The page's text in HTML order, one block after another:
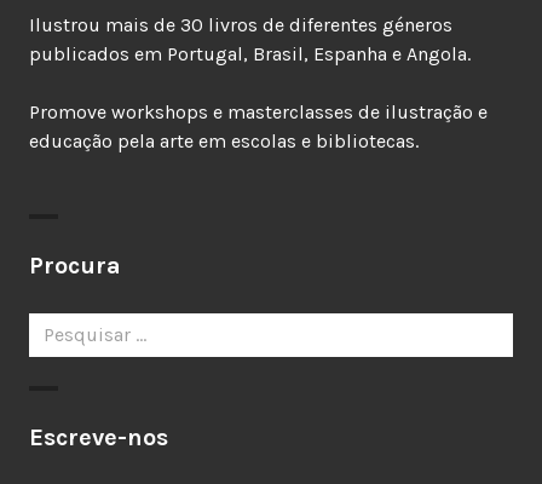
Ilustrou mais de 30 livros de diferentes géneros
publicados em Portugal, Brasil, Espanha e Angola.
Promove workshops e masterclasses de ilustração e
educação pela arte em escolas e bibliotecas.
Procura
Pesquisar
por:
Escreve-nos